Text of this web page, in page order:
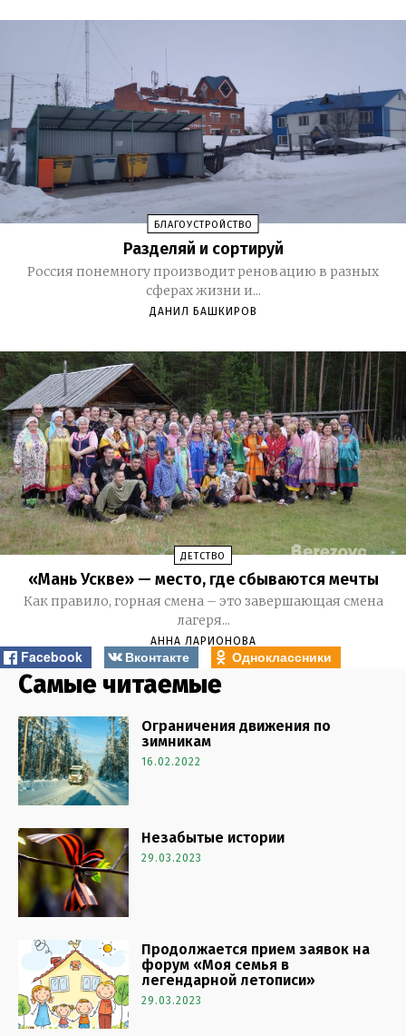
БЛАГОУСТРОЙСТВО
Разделяй и сортируй
Россия понемногу производит реновацию в разных
сферах жизни и...
ДАНИЛ БАШКИРОВ
ДЕТСТВО
«Мань Ускве» — место, где сбываются мечты
Как правило, горная смена – это завершающая смена
лагеря...
АННА ЛАРИОНОВА
Facebook Вконтакте Одноклассники
Самые читаемые
Ограничения движения по
зимникам
16.02.2022
Незабытые истории
29.03.2023
Продолжается прием заявок на
форум «Моя семья в
легендарной летописи»
29.03.2023